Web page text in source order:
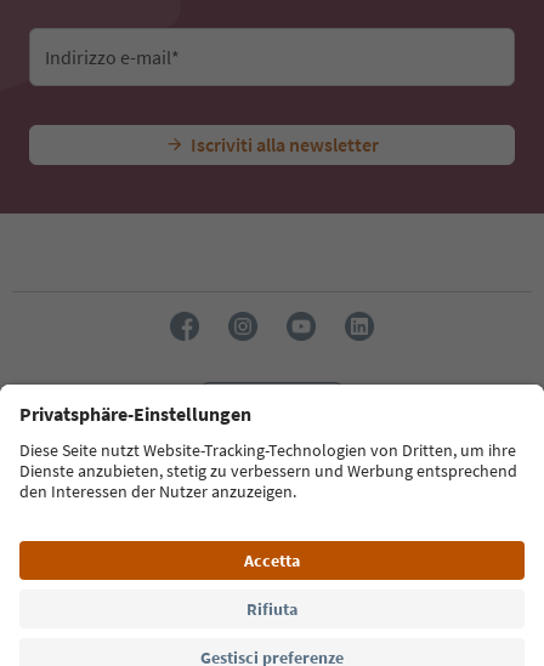
Indirizzo e-mail*
Iscriviti alla newsletter
Südtirol Guide App